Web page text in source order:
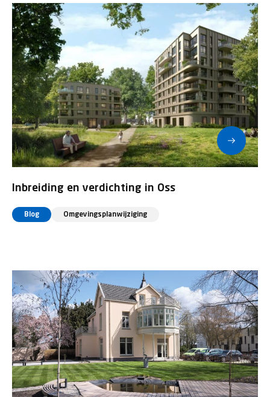
Inbreiding en verdichting in Oss
Blog Omgevingsplanwijziging